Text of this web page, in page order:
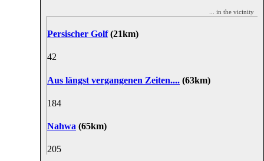
... in the vicinity
Persischer Golf(21km)
42
Aus längst vergangenen Zeiten.... (63km)
184
Nahwa (65km)
205